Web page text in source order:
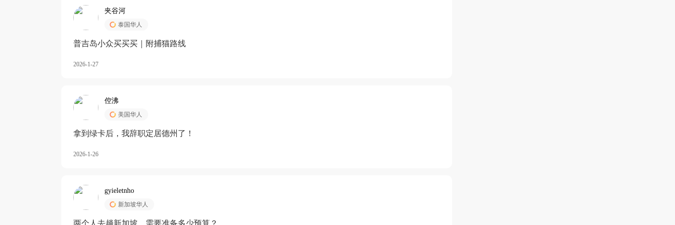
夹谷河
泰国华人
️普吉岛小众买买买｜附捕猫路线
2026-1-27
倥沸
美国华人
拿到绿卡后，我辞职定居德州了！
2026-1-26
gyieletnho
新加坡华人
两个人去趟新加坡，需要准备多少预算？